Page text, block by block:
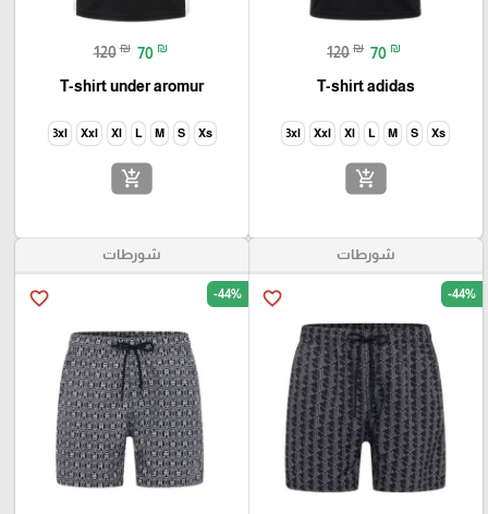
120 ₪ 70 ₪
T-shirt adidas
Xs
S
M
L
Xl
Xxl
3xl
add_shopping_cart
120 ₪ 70 ₪
T-shirt under aromur
Xs
S
M
L
Xl
Xxl
3xl
add_shopping_cart
شورطات
favorite_border -44%
شورطات
favorite_border -44%